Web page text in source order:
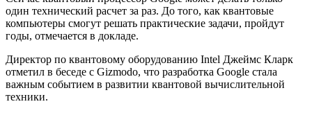
один технический расчет за раз. До того, как квантовые
компьютеры смогут решать практические задачи, пройдут
годы, отмечается в докладе.
Директор по квантовому оборудованию Intel Джеймс Кларк
отметил в беседе с Gizmodo, что разработка Google стала
важным событием в развитии квантовой вычислительной
техники.